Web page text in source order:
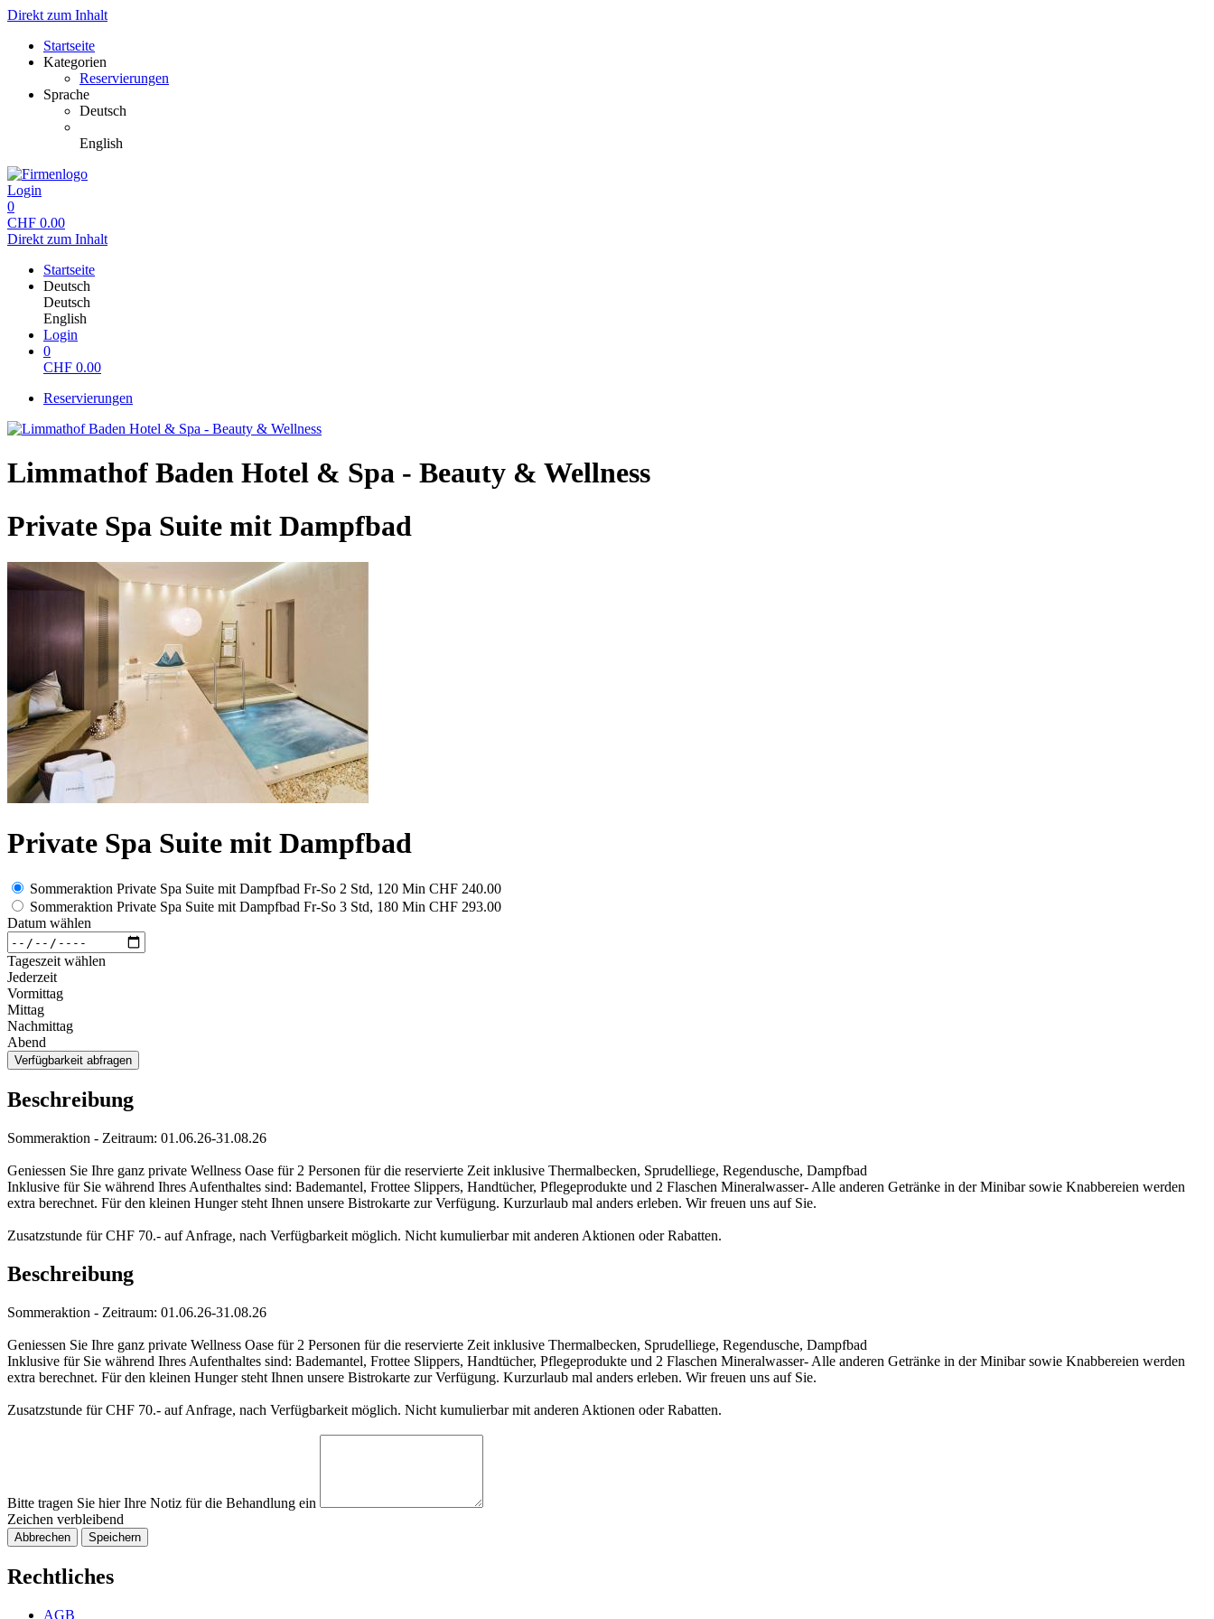
Direkt zum Inhalt
Startseite
Kategorien
Reservierungen
Sprache
Deutsch
English
Login
0
CHF 0.00
Direkt zum Inhalt
Startseite
Deutsch
Deutsch
English
Login
0
CHF 0.00
Reservierungen
Limmathof Baden Hotel & Spa - Beauty & Wellness
Private Spa Suite mit Dampfbad
Private Spa Suite mit Dampfbad
Sommeraktion Private Spa Suite mit Dampfbad Fr-So 2 Std, 120 Min CHF 240.00
Sommeraktion Private Spa Suite mit Dampfbad Fr-So 3 Std, 180 Min CHF 293.00
Datum wählen
Tageszeit wählen
Jederzeit
Vormittag
Mittag
Nachmittag
Abend
Verfügbarkeit abfragen
Beschreibung
Sommeraktion - Zeitraum: 01.06.26-31.08.26
Geniessen Sie Ihre ganz private Wellness Oase für 2 Personen für die reservierte Zeit inklusive Thermalbecken, Sprudelliege, Regendusche, Dampfbad
Inklusive für Sie während Ihres Aufenthaltes sind: Bademantel, Frottee Slippers, Handtücher, Pflegeprodukte und 2 Flaschen Mineralwasser- Alle anderen Getränke in der Minibar sowie Knabbereien werden
extra berechnet. Für den kleinen Hunger steht Ihnen unsere Bistrokarte zur Verfügung. Kurzurlaub mal anders erleben. Wir freuen uns auf Sie.
Zusatzstunde für CHF 70.- auf Anfrage, nach Verfügbarkeit möglich. Nicht kumulierbar mit anderen Aktionen oder Rabatten.
Beschreibung
Sommeraktion - Zeitraum: 01.06.26-31.08.26
Geniessen Sie Ihre ganz private Wellness Oase für 2 Personen für die reservierte Zeit inklusive Thermalbecken, Sprudelliege, Regendusche, Dampfbad
Inklusive für Sie während Ihres Aufenthaltes sind: Bademantel, Frottee Slippers, Handtücher, Pflegeprodukte und 2 Flaschen Mineralwasser- Alle anderen Getränke in der Minibar sowie Knabbereien werden
extra berechnet. Für den kleinen Hunger steht Ihnen unsere Bistrokarte zur Verfügung. Kurzurlaub mal anders erleben. Wir freuen uns auf Sie.
Zusatzstunde für CHF 70.- auf Anfrage, nach Verfügbarkeit möglich. Nicht kumulierbar mit anderen Aktionen oder Rabatten.
Bitte tragen Sie hier Ihre Notiz für die Behandlung ein
Zeichen verbleibend
Abbrechen Speichern
Rechtliches
AGB